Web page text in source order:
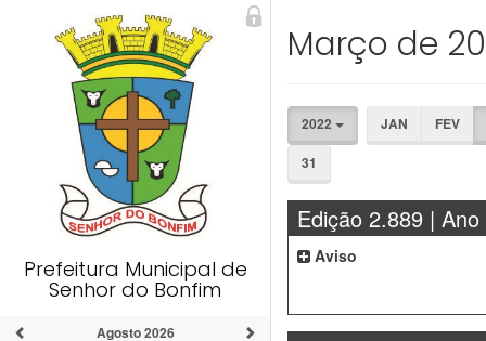
Prefeitura Municipal de
Senhor do Bonfim
Agosto 2026
Março de
2022 JAN
FEV
31
Edição 2.889 | Ano
Aviso